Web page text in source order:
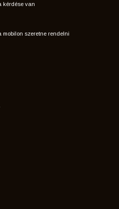
kérdése van
mobilon szeretne rendelni